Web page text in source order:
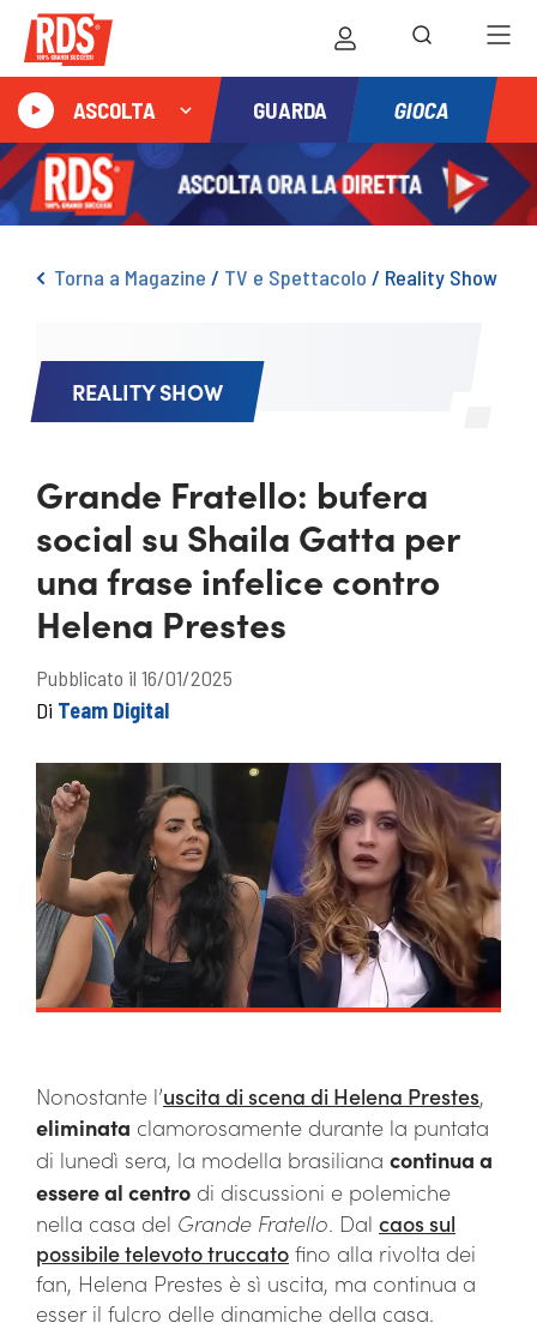
ASCOLTA GUARDA GIOCA
Torna a Magazine / TV e Spettacolo / Reality Show
REALITY SHOW
Grande Fratello: bufera
social su Shaila Gatta per
una frase infelice contro
Helena Prestes
Pubblicato il 16/01/2025
Di Team Digital
Nonostante l’uscita di scena di Helena Prestes,
eliminata clamorosamente durante la puntata
di lunedì sera, la modella brasiliana continua a
essere al centro di discussioni e polemiche
nella casa del Grande Fratello. Dal caos sul
possibile televoto truccato fino alla rivolta dei
fan, Helena Prestes è sì uscita, ma continua a
esser il fulcro delle dinamiche della casa.